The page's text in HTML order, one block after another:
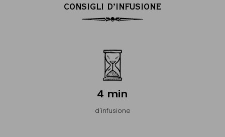
CONSIGLI D’INFUSIONE
4 min
d'infusione